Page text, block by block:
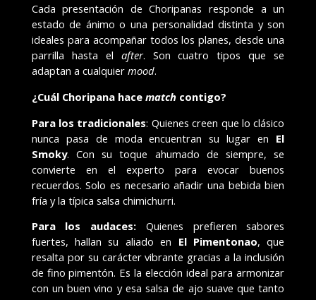
Cada presentación de Choripanas responde a un
estado de ánimo o una personalidad distinta y son
ideales para acompañar todos los planes, desde una
parrilla hasta el after. Son cuatro tipos que se
adaptan a cualquier mood.
¿Cuál Choripana hace matchcontigo?
Para los tradicionales: Quienes creen que lo clásico
nunca pasa de moda encuentran su lugar en El
Smoky. Con su toque ahumado de siempre, se
convierte en el experto para evocar buenos
recuerdos. Solo es necesario añadir una bebida bien
fría y la típica salsa chimichurri.
Para los audaces: Quienes prefieren sabores
fuertes, hallan su aliado en El Pimentonao, que
resalta por su carácter vibrante gracias a la inclusión
de fino pimentón. Es la elección ideal para armonizar
con un buen vino y esa salsa de ajo suave que tanto